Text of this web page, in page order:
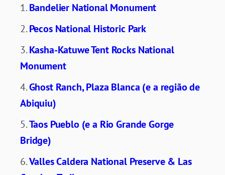
Bandelier National Monument
Pecos National Historic Park
Kasha-Katuwe Tent Rocks National
Monument
Ghost Ranch, Plaza Blanca (e a região de
Abiquiu)
Taos Pueblo (e a Rio Grande Gorge
Bridge)
Valles Caldera National Preserve & Las